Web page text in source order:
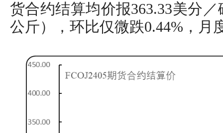
货合约结算均价报363.33美分
公斤），环比仅微跌0.44%，月